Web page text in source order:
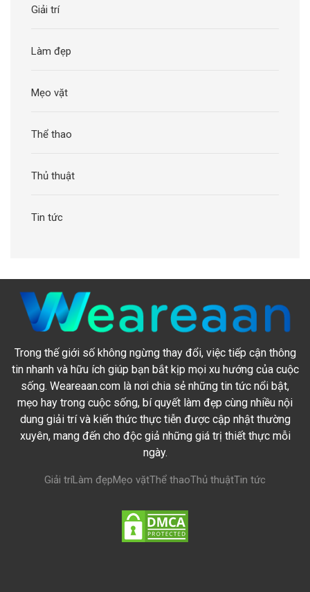
Giải trí
Làm đẹp
Mẹo vặt
Thể thao
Thủ thuật
Tin tức
Trong thế giới số không ngừng thay đổi, việc tiếp cận thông
tin nhanh và hữu ích giúp bạn bắt kịp mọi xu hướng của cuộc
sống. Weareaan.com là nơi chia sẻ những tin tức nổi bật,
mẹo hay trong cuộc sống, bí quyết làm đẹp cùng nhiều nội
dung giải trí và kiến thức thực tiễn được cập nhật thường
xuyên, mang đến cho độc giả những giá trị thiết thực mỗi
ngày.
Giải tríLàm đẹpMẹo vặtThể thaoThủ thuậtTin tức